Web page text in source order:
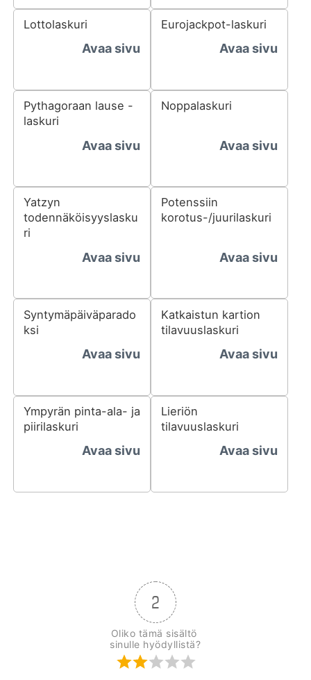
Lottolaskuri
Avaa sivu
Eurojackpot-laskuri
Avaa sivu
Pythagoraan lause -
laskuri
Avaa sivu
Noppalaskuri
Avaa sivu
Yatzyn
todennäköisyyslasku
ri
Avaa sivu
Potenssiin
korotus-/juurilaskuri
Avaa sivu
Syntymäpäiväparado
ksi
Avaa sivu
Katkaistun kartion
tilavuuslaskuri
Avaa sivu
Ympyrän pinta-ala- ja
piirilaskuri
Avaa sivu
Lieriön
tilavuuslaskuri
Avaa sivu
2
Oliko tämä sisältö
sinulle hyödyllistä?